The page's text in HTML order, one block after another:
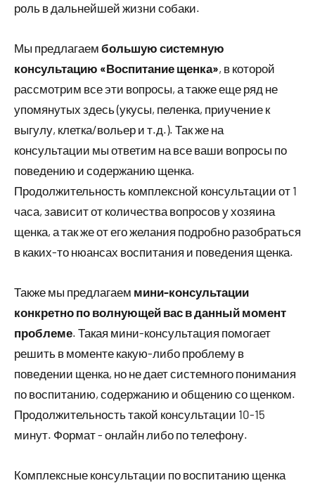
роль в дальнейшей жизни собаки.
Мы предлагаем большую системную
консультацию «Воспитание щенка», в которой
рассмотрим все эти вопросы, а также еще ряд не
упомянутых здесь (укусы, пеленка, приучение к
выгулу, клетка/вольер и т.д.). Так же на
консультации мы ответим на все ваши вопросы по
поведению и содержанию щенка.
Продолжительность комплексной консультации от 1
часа, зависит от количества вопросов у хозяина
щенка, а так же от его желания подробно разобраться
в каких-то нюансах воспитания и поведения щенка.
Также мы предлагаем мини-консультации
конкретно по волнующей вас в данный момент
проблеме. Такая мини-консультация помогает
решить в моменте какую-либо проблему в
поведении щенка, но не дает системного понимания
по воспитанию, содержанию и общению со щенком.
Продолжительность такой консультации 10-15
минут. Формат - онлайн либо по телефону.
Комплексные консультации по воспитанию щенка